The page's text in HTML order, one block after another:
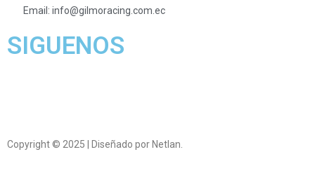
Email: info@gilmoracing.com.ec
SIGUENOS
Copyright © 2025 | Diseñado por Netlan.